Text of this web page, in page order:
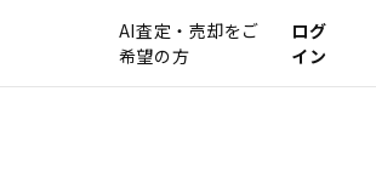
AI査定・売却をご
希望の方
ログ
イン